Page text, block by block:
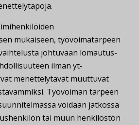
mukaiseen, työvoimatarpeen
johtuvaan lomautus-
ilman yt-
menettelytavat muuttuvat
Työvoiman tarpeen
voidaan jatkossa
tai muun henkilöstön